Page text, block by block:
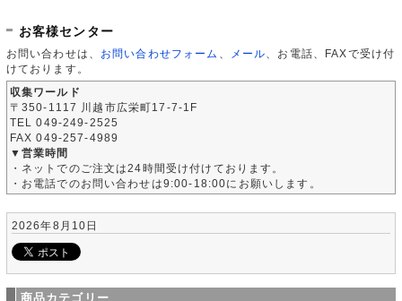
お客様センター
お問い合わせは、 お問い合わせフォーム メール 、お電話、FAXで受け付
けております。
収集ワールド
〒350-1117 川越市広栄町17-7-1F
TEL 049-249-2525
FAX 049-257-4989
▼営業時間
・ネットでのご注文は24時間受け付けております。
・お電話でのお問い合わせは9:00-18:00にお願いします。
2026年8月10日
商品カテゴリー